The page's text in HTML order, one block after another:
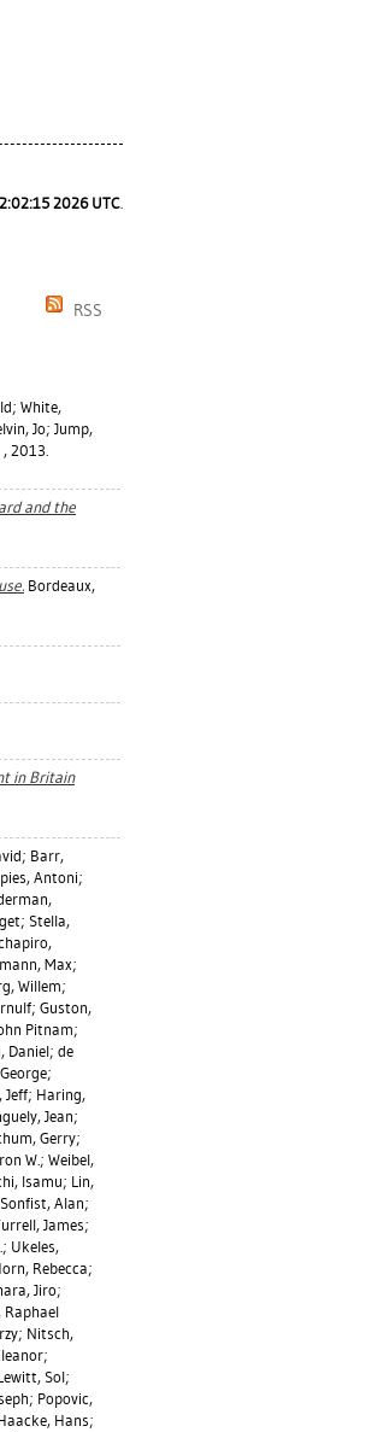
2026 UTC.
RSS
; White,
Jo; Jump,
2013.
and the
Bordeaux,
in Britain
; Barr,
Antoni;
; Stella,
Max;
Willem;
; Guston,
Pitnam;
Daniel; de
;
Jeff; Haring,
Jean;
Gerry;
W.; Weibel,
Isamu; Lin,
Sonfist, Alan;
James;
; Ukeles,
Rebecca;
Jiro;
Raphael
; Nitsch,
;
Sol;
; Popovic,
Hans;